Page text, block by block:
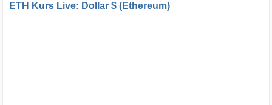
ETH Kurs Live: Dollar $ (Ethereum)